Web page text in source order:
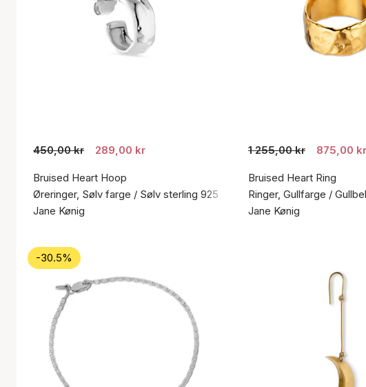
450,00 kr 289,00 kr
Bruised Heart Hoop
Øreringer, Sølv farge / Sølv sterling 925
Jane Kønig
1 255,00 kr 875,00 kr
Bruised Heart Ring
Ringer, Gullfarge /
Jane Kønig
-30.5%